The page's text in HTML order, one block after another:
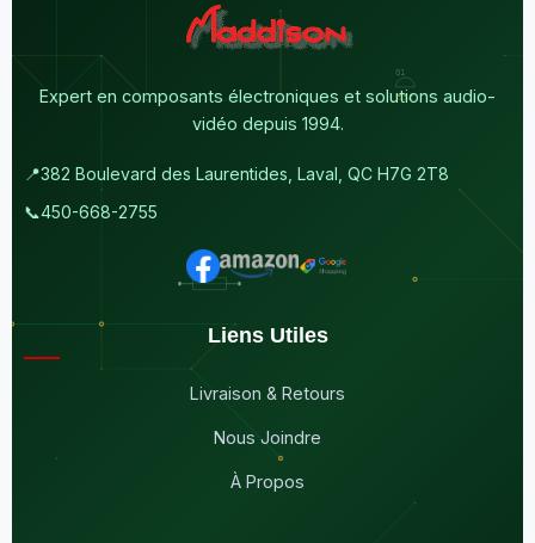
Expert en composants électroniques et solutions audio-
vidéo depuis 1994.
📍382 Boulevard des Laurentides, Laval, QC H7G 2T8
📞450-668-2755
Liens Utiles
Livraison & Retours
Nous Joindre
À Propos